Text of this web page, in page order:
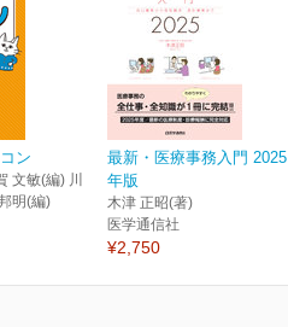
ン
文敏(編) 川
明(編)
最新・医療事務入門 2025
年版
木津 正昭(著)
医学通信社
¥2,750